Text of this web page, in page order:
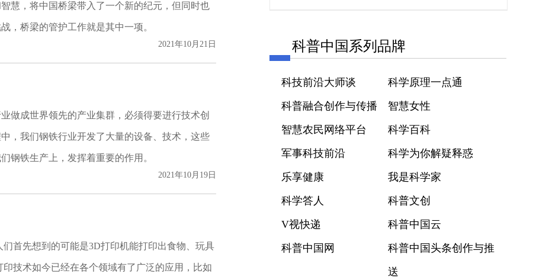
慧，将中国桥梁带入了一个新的纪元，但同时也
，桥梁的管护工作就是其中一项。
2021年10月21日
做成世界领先的产业集群，必须得要进行技术创
，我们钢铁行业开发了大量的设备、技术，这些
钢铁生产上，发挥着重要的作用。
2021年10月19日
们首先想到的可能是3D打印机能打印出食物、玩具
印技术如今已经在各个领域有了广泛的应用，比如
科普中国系列品牌
科技前沿大师谈
科学原理一点通
科普融合创作与传播
智慧女性
智慧农民网络平台
科学百科
军事科技前沿
科学为你解疑释惑
乐享健康
我是科学家
科学答人
科普文创
V视快递
科普中国云
科普中国网
科普中国头条创作与推
送